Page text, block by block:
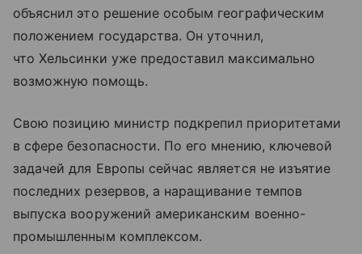
объяснил это решение особым географическим
положением государства. Он уточнил,
что Хельсинки уже предоставил максимально
возможную помощь.
Свою позицию министр подкрепил приоритетами
в сфере безопасности. По его мнению, ключевой
задачей для Европы сейчас является не изъятие
последних резервов, а наращивание темпов
выпуска вооружений американским военно-
промышленным комплексом.